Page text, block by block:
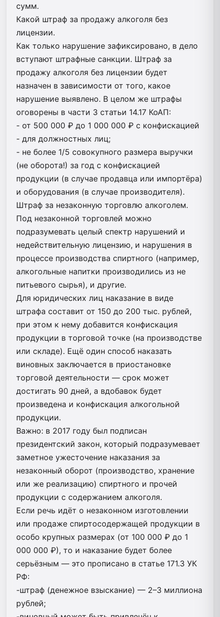
сумм.
Какой штраф за продажу алкоголя без
лицензии.
Как только нарушение зафиксировано, в дело
вступают штрафные санкции. Штраф за
продажу алкоголя без лицензии будет
назначен в зависимости от того, какое
нарушение выявлено. В целом же штрафы
оговорены в части 3 статьи 14.17 КоАП:
- от 500 000 ₽ до 1 000 000 ₽ с конфискацией
- для должностных лиц;
- не более 1/5 совокупного размера выручки
(не оборота!) за год с конфискацией
продукции (в случае продавца или импортёра)
и оборудования (в случае производителя).
Штраф за незаконную торговлю алкоголем.
Под незаконной торговлей можно
подразумевать целый спектр нарушений и
недействительную лицензию, и нарушения в
процессе производства спиртного (например,
алкогольные напитки производились из не
питьевого сырья), и другие.
Для юридических лиц наказание в виде
штрафа составит от 150 до 200 тыс. рублей,
при этом к нему добавится конфискация
продукции в торговой точке (на производстве
или складе). Ещё один способ наказать
виновных заключается в приостановке
торговой деятельности — срок может
достигать 90 дней, а вдобавок будет
произведена и конфискация алкогольной
продукции.
Важно: в 2017 году был подписан
президентский закон, который подразумевает
заметное ужесточение наказания за
незаконный оборот (производство, хранение
или же реализацию) спиртного и прочей
продукции с содержанием алкоголя.
Если речь идёт о незаконном изготовлении
или продаже спиртосодержащей продукции в
особо крупных размерах (от 100 000 ₽ до 1
000 000 ₽), то и наказание будет более
серьёзным — это прописано в статье 171.3 УК
РФ:
-штраф (денежное взыскание) — 2–3 миллиона
рублей;